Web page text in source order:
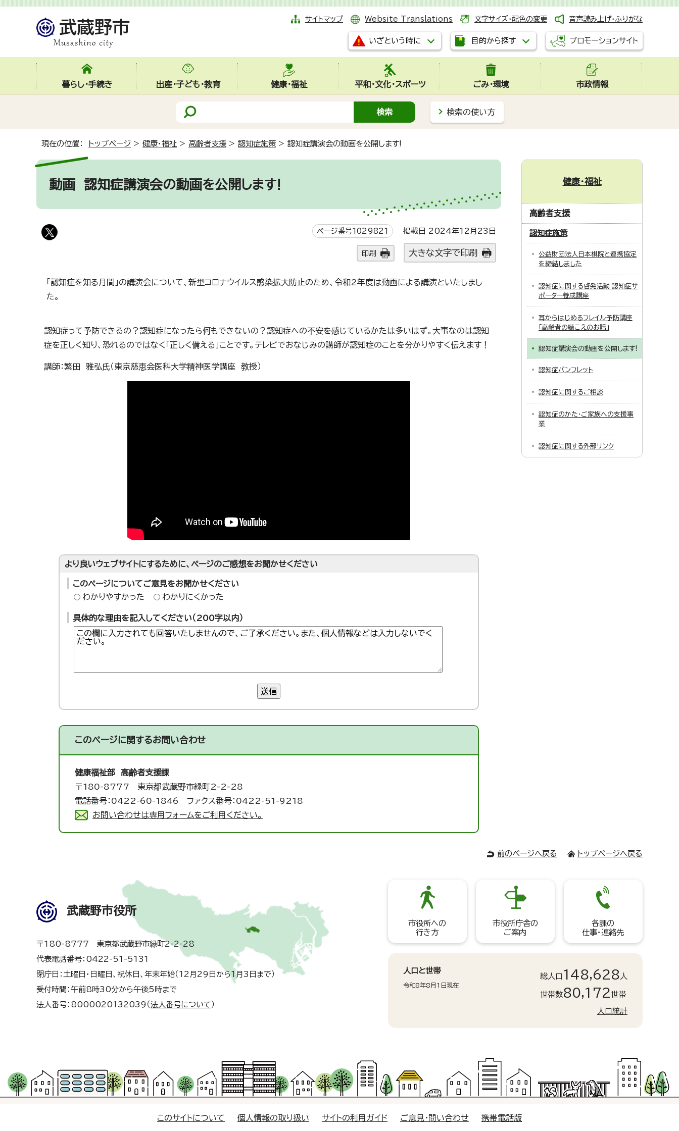
サイトマップ Website Translations 文字サイズ・配色の変更 音声読み上げ・ふりがな
いざという時に 目的から探す プロモーションサイト
暮らし・手続き 出産・子ども・教育 健康・福祉 平和・文化・スポーツ ごみ・環境 市政情報
検索の使い方
現在の位置： トップページ > 健康・福祉 > 高齢者支援 > 認知症施策 > 認知症講演会の動画を公開します!
動画 認知症講演会の動画を公開します!
ページ番号1029821 掲載日 2024年12月23日
印刷 大きな文字で印刷
「認知症を知る月間」の講演会について、新型コロナウイルス感染拡大防止のため、令和2年度は動画による講演といたしまし
た。
認知症って予防できるの？認知症になったら何もできないの？認知症への不安を感じているかたは多いはず。大事なのは認知
症を正しく知り、恐れるのではなく「正しく備える」ことです。テレビでおなじみの講師が認知症のことを分かりやすく伝えます！
講師：繁田 雅弘氏（東京慈恵会医科大学精神医学講座 教授）
より良いウェブサイトにするために、ページのご感想をお聞かせください
このページについてご意見をお聞かせください
わかりやすかった
わかりにくかった
具体的な理由を記入してください（200字以内）
送信
このページに関するお問い合わせ
健康福祉部 高齢者支援課
〒180-8777 東京都武蔵野市緑町2-2-28
電話番号：0422-60-1846 ファクス番号：0422-51-9218
お問い合わせは専用フォームをご利用ください。
健康・福祉
高齢者支援
認知症施策
公益財団法人日本棋院と連携協定
を締結しました
認知症に関する啓発活動 認知症サ
ポーター養成講座
耳からはじめるフレイル予防講座
「高齢者の聴こえのお話」
認知症講演会の動画を公開します!
認知症パンフレット
認知症に関するご相談
認知症のかた・ご家族への支援事
業
認知症に関する外部リンク
前のページへ戻る トップページへ戻る
武蔵野市役所
〒180-8777 東京都武蔵野市緑町2-2-28
代表電話番号：0422-51-5131
閉庁日：土曜日・日曜日、祝休日、年末年始（12月29日から1月3日まで）
受付時間：午前8時30分から午後5時まで
法人番号：8000020132039（ 法人番号について ）
市役所への
行き方
市役所庁舎の
ご案内
各課の
仕事・連絡先
人口と世帯
令和8年8月1日現在
総人口 148,628 人
世帯数80,172世帯
人口統計
このサイトについて 個人情報の取り扱い サイトの利用ガイド ご意見・問い合わせ 携帯電話版